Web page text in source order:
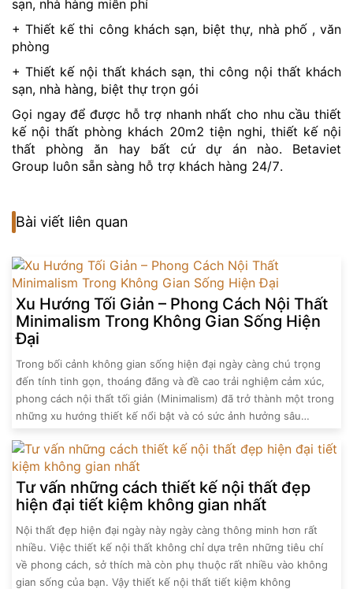
sạn, nhà hàng miễn phí
+ Thiết kế thi công khách sạn, biệt thự, nhà phố , văn
phòng
+ Thiết kế nội thất khách sạn, thi công nội thất khách
sạn, nhà hàng, biệt thự trọn gói
Gọi ngay để được hỗ trợ nhanh nhất cho nhu cầu thiết
kế nội thất phòng khách 20m2 tiện nghi, thiết kế nội
thất phòng ăn hay bất cứ dự án nào. Betaviet
Group luôn sẵn sàng hỗ trợ khách hàng 24/7.
Bài viết liên quan
Xu Hướng Tối Giản – Phong Cách Nội Thất
Minimalism Trong Không Gian Sống Hiện
Đại
Trong bối cảnh không gian sống hiện đại ngày càng chú trọng
đến tính tinh gọn, thoáng đãng và đề cao trải nghiệm cảm xúc,
phong cách nội thất tối giản (Minimalism) đã trở thành một trong
những xu hướng thiết kế nổi bật và có sức ảnh hưởng sâu…
Tư vấn những cách thiết kế nội thất đẹp
hiện đại tiết kiệm không gian nhất
Nội thất đẹp hiện đại ngày này ngày càng thông minh hơn rất
nhiều. Việc thiết kế nội thất không chỉ dựa trên những tiêu chí
về phong cách, sở thích mà còn phụ thuộc rất nhiều vào không
gian sống của bạn. Vậy thiết kế nội thất tiết kiệm không